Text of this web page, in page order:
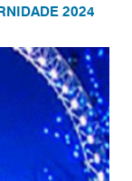
2024